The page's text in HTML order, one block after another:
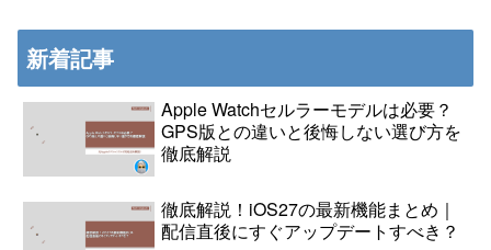
新着記事
Apple Watchセルラーモデルは必要？
GPS版との違いと後悔しない選び方を
徹底解説
徹底解説！iOS27の最新機能まとめ｜
配信直後にすぐアップデートすべき？